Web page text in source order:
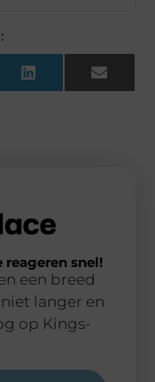
LinkedInEmail
reageren snel!
een breed
langer en
op Kings-